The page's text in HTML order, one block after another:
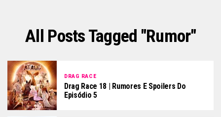
All Posts Tagged "rumor"
DRAG RACE
Drag Race 18 | Rumores E Spoilers Do
Episódio 5